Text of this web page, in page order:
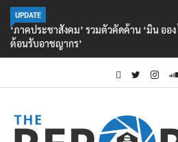
UPDATE
‘ภาคประชาสังคม’ รวมตัวคัดค้าน ‘มิน ออง
ต้อนรับอาชญากร’